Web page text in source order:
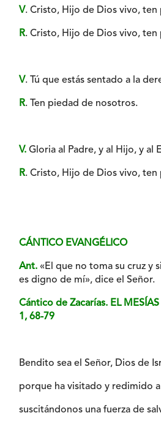
V. Cristo, Hijo de Dios vivo,
R. Cristo, Hijo de Dios vivo,
V. Tú que estás sentado a la
R. Ten piedad de nosotros.
V. Gloria al Padre, y al Hijo, y al
R. Cristo, Hijo de Dios vivo,
CÁNTICO EVANGÉLICO
Ant. «El que no toma su cruz y
es digno de mí», dice el Señor.
Cántico de Zacarías. EL MESÍAS
1, 68-79
Bendito sea el Señor, Dios de
porque ha visitado y redimido
suscitándonos una fuerza de